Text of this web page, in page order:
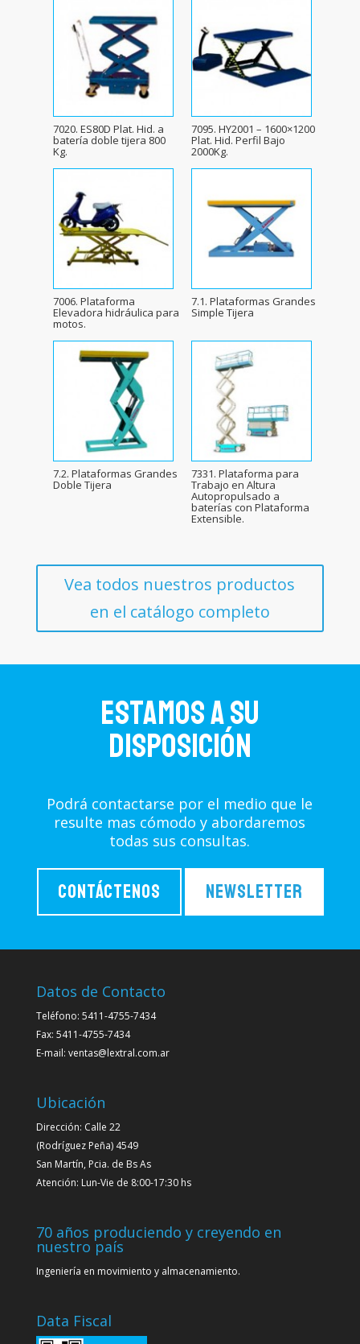
7020. ES80D Plat. Hid. a
batería doble tijera 800
Kg.
7095. HY2001 – 1600×1200
Plat. Hid. Perfil Bajo
2000Kg.
7006. Plataforma
Elevadora hidráulica para
motos.
7.1. Plataformas Grandes
Simple Tijera
7.2. Plataformas Grandes
Doble Tijera
7331. Plataforma para
Trabajo en Altura
Autopropulsado a
baterías con Plataforma
Extensible.
Vea todos nuestros productos
en el catálogo completo
Estamos a su
disposición
Podrá contactarse por el medio que le
resulte mas cómodo y abordaremos
todas sus consultas.
Contáctenos Newsletter
Datos de Contacto
Teléfono: 5411-4755-7434
Fax: 5411-4755-7434
E-mail: ventas@lextral.com.ar
Ubicación
Dirección: Calle 22
(Rodríguez Peña) 4549
San Martín, Pcia. de Bs As
Atención: Lun-Vie de 8:00-17:30 hs
70 años produciendo y creyendo en
nuestro país
Ingeniería en movimiento y almacenamiento.
Data Fiscal